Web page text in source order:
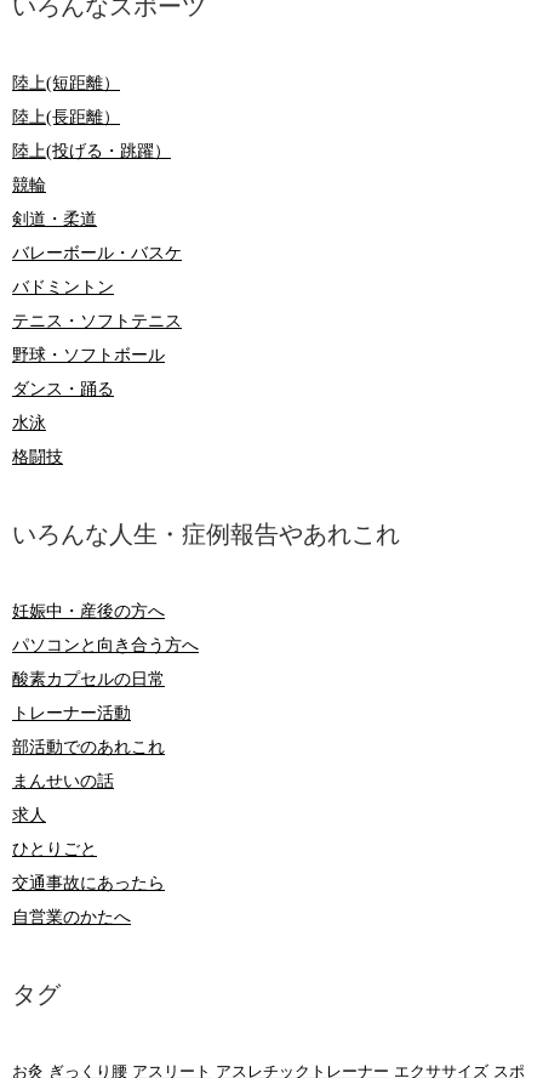
いろんなスポーツ
陸上(短距離）
陸上(長距離）
陸上(投げる・跳躍）
競輪
剣道・柔道
バレーボール・バスケ
バドミントン
テニス・ソフトテニス
野球・ソフトボール
ダンス・踊る
水泳
格闘技
いろんな人生・症例報告やあれこれ
妊娠中・産後の方へ
パソコンと向き合う方へ
酸素カプセルの日常
トレーナー活動
部活動でのあれこれ
まんせいの話
求人
ひとりごと
交通事故にあったら
自営業のかたへ
タグ
お灸 ぎっくり腰 アスリート アスレチックトレーナー エクササイズ スポ